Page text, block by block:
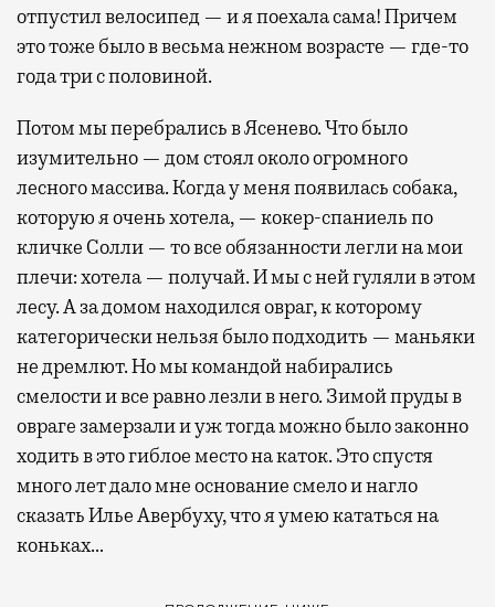
отпустил велосипед — и я поехала сама! Причем
это тоже было в весьма нежном возрасте — где-то
года три с половиной.
Потом мы перебрались в Ясенево. Что было
изумительно — дом стоял около огромного
лесного массива. Когда у меня появилась собака,
которую я очень хотела, — кокер-спаниель по
кличке Солли — то все обязанности легли на мои
плечи: хотела — получай. И мы с ней гуляли в этом
лесу. А за домом находился овраг, к которому
категорически нельзя было подходить — маньяки
не дремлют. Но мы командой набирались
смелости и все равно лезли в него. Зимой пруды в
овраге замерзали и уж тогда можно было законно
ходить в это гиблое место на каток. Это спустя
много лет дало мне основание смело и нагло
сказать Илье Авербуху, что я умею кататься на
коньках…